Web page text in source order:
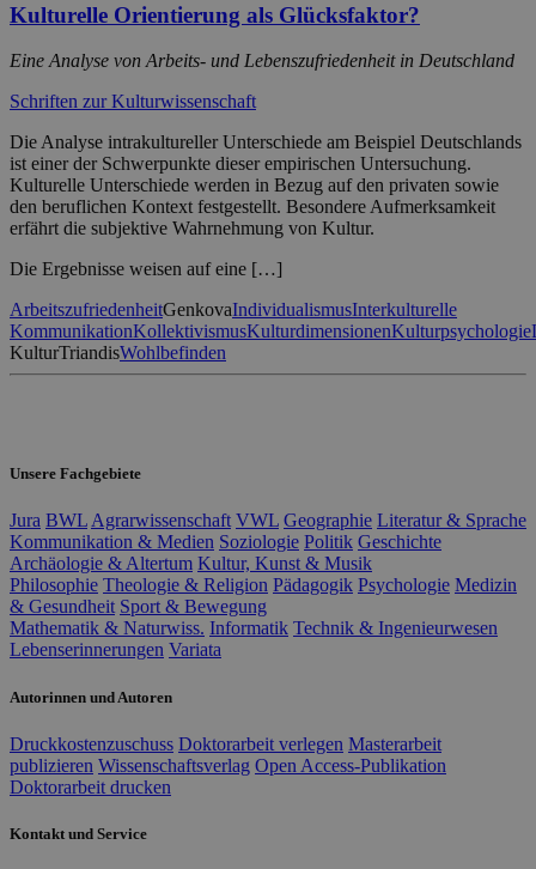
Kulturelle Orientierung als Glücksfaktor?
Eine Analyse von Arbeits- und Lebenszufriedenheit in Deutschland
Schriften zur Kulturwissenschaft
Die Analyse intrakultureller Unterschiede am Beispiel Deutschlands
ist einer der Schwerpunkte dieser empirischen Untersuchung.
Kulturelle Unterschiede werden in Bezug auf den privaten sowie
den beruflichen Kontext festgestellt. Besondere Aufmerksamkeit
erfährt die subjektive Wahrnehmung von Kultur.
Die Ergebnisse weisen auf eine […]
ArbeitszufriedenheitGenkovaIndividualismusInterkulturelle
KommunikationKollektivismusKulturdimensionenKulturpsychologie
KulturTriandisWohlbefinden
Unsere Fachgebiete
Jura BWLAgrarwissenschaft VWL Geographie Literatur & Sprache
Kommunikation & Medien Soziologie Politik Geschichte
Archäologie & Altertum Kultur, Kunst & Musik
Philosophie Theologie & Religion Pädagogik Psychologie Medizin
& Gesundheit Sport & Bewegung
Mathematik & Naturwiss. Informatik Technik & Ingenieurwesen
Lebenserinnerungen Variata
Autorinnen und Autoren
Druckkostenzuschuss Doktorarbeit verlegen Masterarbeit
publizieren Wissenschaftsverlag Open Access-Publikation
Doktorarbeit drucken
Kontakt und Service